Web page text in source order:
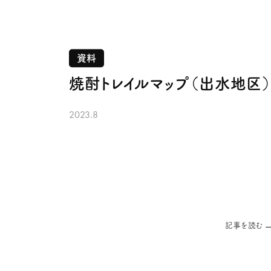
資料
焼酎トレイルマップ（出水地区）
2023.8
記事を読む